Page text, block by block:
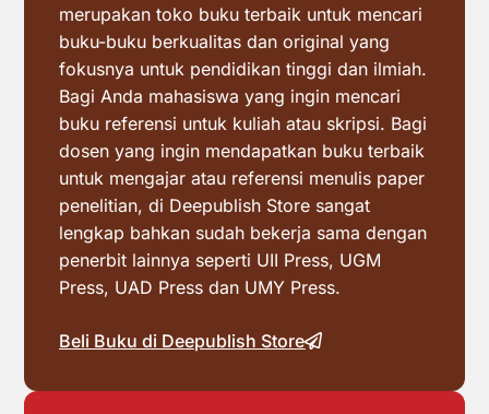
merupakan toko buku terbaik untuk mencari
buku-buku berkualitas dan original yang
fokusnya untuk pendidikan tinggi dan ilmiah.
Bagi Anda mahasiswa yang ingin mencari
buku referensi untuk kuliah atau skripsi. Bagi
dosen yang ingin mendapatkan buku terbaik
untuk mengajar atau referensi menulis paper
penelitian, di Deepublish Store sangat
lengkap bahkan sudah bekerja sama dengan
penerbit lainnya seperti UII Press, UGM
Press, UAD Press dan UMY Press.
Beli Buku di Deepublish Store